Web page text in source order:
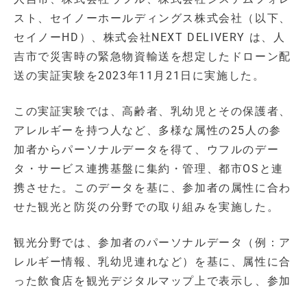
スト、セイノーホールディングス株式会社（以下、
セイノーHD）、株式会社NEXT DELIVERY は、人
吉市で災害時の緊急物資輸送を想定したドローン配
送の実証実験を2023年11月21日に実施した。
この実証実験では、高齢者、乳幼児とその保護者、
アレルギーを持つ人など、多様な属性の25人の参
加者からパーソナルデータを得て、ウフルのデー
タ・サービス連携基盤に集約・管理、都市OSと連
携させた。このデータを基に、参加者の属性に合わ
せた観光と防災の分野での取り組みを実施した。
観光分野では、参加者のパーソナルデータ（例：ア
レルギー情報、乳幼児連れなど）を基に、属性に合
った飲食店を観光デジタルマップ上で表示し、参加